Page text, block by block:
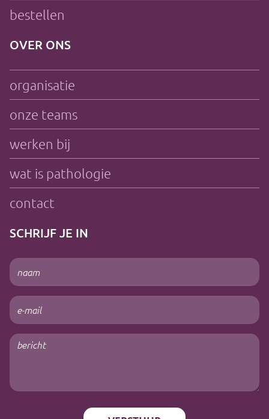
bestellen
OVER ONS
organisatie
onze teams
werken bij
wat is pathologie
contact
SCHRIJF JE IN
Naam
(Vereist)
E-
mailadres
(Vereist)
Bericht